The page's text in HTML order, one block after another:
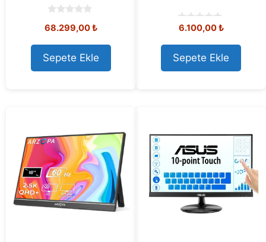
o
t
o
f
5
68.299,00₺
Sepete Ekle
0
u
t
o
f
6.100,00₺
Sepete Ekle